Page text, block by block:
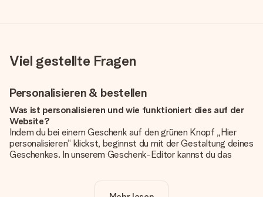
Viel gestellte Fragen
Personalisieren & bestellen
Was ist personalisieren und wie funktioniert dies auf der
Website?
Indem du bei einem Geschenk auf den grünen Knopf „Hier
personalisieren“ klickst, beginnst du mit der Gestaltung deines
Geschenkes. In unserem Geschenk-Editor kannst du das
noch eines unserer angebotenen Designs, um deinem